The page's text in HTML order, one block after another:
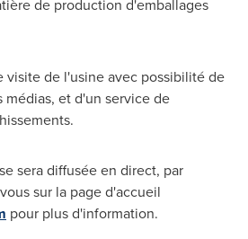
de production d'emballages
visite de l'usine avec possibilité de
médias, et d'un service de
sera diffusée en direct, par
sur la page d'accueil
pour plus d'information.